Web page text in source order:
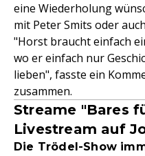
eine Wiederholung
mit Peter Smits oder
"Horst braucht einfach
wo er einfach nur
lieben", fasste ein
zusammen.
Streame "Bares
Livestream auf
Die Trödel-Show